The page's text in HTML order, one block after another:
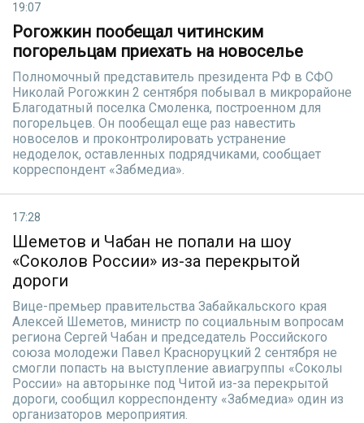
19:07
Рогожкин пообещал читинским
погорельцам приехать на новоселье
Полномочный представитель президента РФ в СФО
Николай Рогожкин 2 сентября побывал в микрорайоне
Благодатный поселка Смоленка, построенном для
погорельцев. Он пообещал еще раз навестить
новоселов и проконтролировать устранение
недоделок, оставленных подрядчиками, сообщает
корреспондент «Забмедиа».
17:28
Шеметов и Чабан не попали на шоу
«Соколов России» из-за перекрытой
дороги
Вице-премьер правительства Забайкальского края
Алексей Шеметов, министр по социальным вопросам
региона Сергей Чабан и председатель Российского
союза молодежи Павел Красноруцкий 2 сентября не
смогли попасть на выступление авиагруппы «Соколы
России» на авторынке под Читой из-за перекрытой
дороги, сообщил корреспонденту «Забмедиа» один из
организаторов мероприятия.